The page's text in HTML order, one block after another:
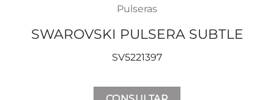
Pulseras
SWAROVSKI PULSERA SUBTLE
SV5221397